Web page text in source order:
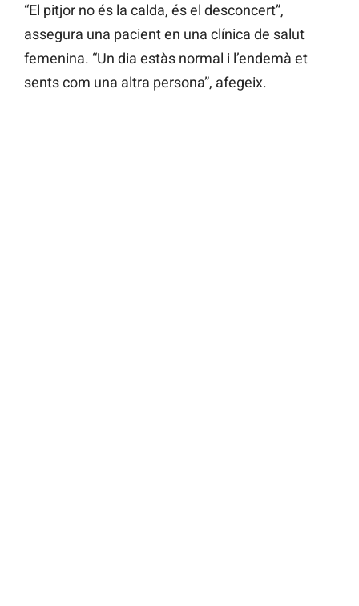
“El pitjor no és la calda, és el desconcert”,
assegura una pacient en una clínica de salut
femenina. “Un dia estàs normal i l’endemà et
sents com una altra persona”, afegeix.